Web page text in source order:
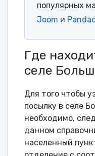
популярных
Joom и
Где
селе
Для того чтобы
посылку в селе
необходимо,
данном
населенный